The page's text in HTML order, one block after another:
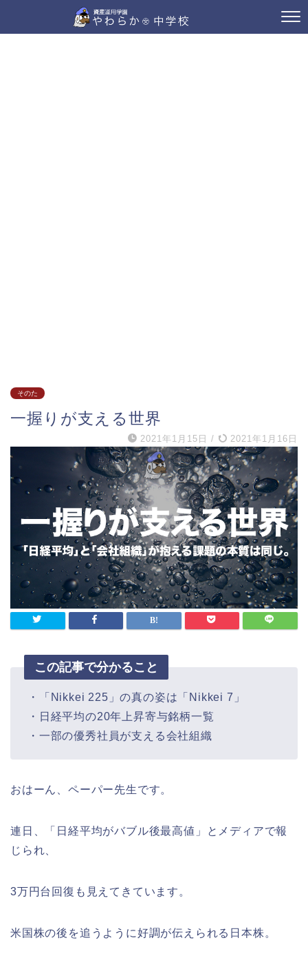
そのた
一握りが支える世界
2021年1月15日 / 2021年1月16日
この記事で分かること
・「Nikkei 225」の真の姿は「Nikkei 7」
・日経平均の20年上昇寄与銘柄一覧
・一部の優秀社員が支える会社組織
おはーん、ペーパー先生です。
連日、「日経平均がバブル後最高値」とメディアで報
じられ、
3万円台回復も見えてきています。
米国株の後を追うように好調が伝えられる日本株。